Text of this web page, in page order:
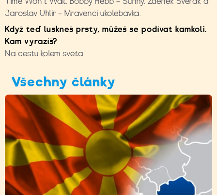
Jaroslav Uhlíř – Mravenčí ukolébavka.
Když teď luskneš prsty, můžeš se podívat kamkoli.
Kam vyrazíš?
Na cestu kolem světa
Všechny články